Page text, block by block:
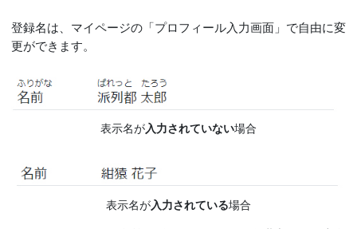
登録名は、マイページの「プロフィール入力画面」で自由に変
更ができます。
表示名が入力されていない場合
表示名が入力されている場合